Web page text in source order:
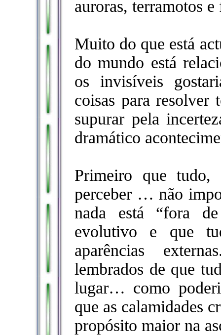
auroras, terramotos e
Muito do que está
do mundo está
os invisíveis
coisas para resolver
supurar pela
dramático
Primeiro que tudo,
perceber … não
nada está “fora
evolutivo e que
aparências
lembrados de que
lugar… como
que as calamidades
propósito maior na